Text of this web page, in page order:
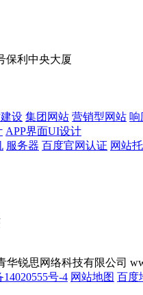
保利中央大厦
设 集团网站 营销型网站 响
APP界面UI设计
服务器 百度官网认证 网站
锐思网络科技有限公司
14020555号-4 网站地图 百度